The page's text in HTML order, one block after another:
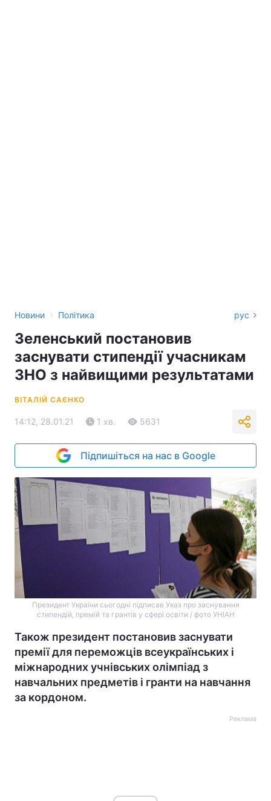
Новини › Політика рус
Зеленський постановив
заснувати стипендії учасникам
ЗНО з найвищими результатами
ВІТАЛІЙ САЄНКО
14:12, 28.01.21 1 хв. 5631
Підпишіться на нас в Google
Президент України сьогодні підписав Указ про заснування
стипендій, премій та грантів у сфері освіти / фото УНІАН
Також президент постановив заснувати
премії для переможців всеукраїнських і
міжнародних учнівських олімпіад з
навчальних предметів і гранти на навчання
за кордоном.
Реклама